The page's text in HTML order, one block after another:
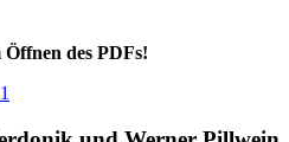
des PDFs!